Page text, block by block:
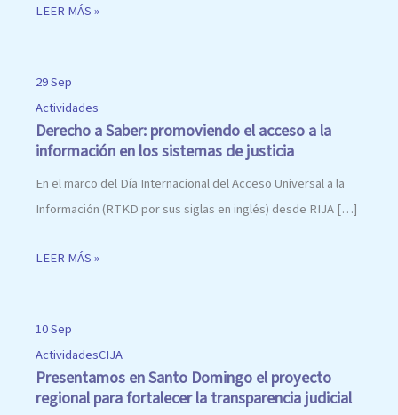
LEER MÁS »
29 Sep
Actividades
Derecho a Saber: promoviendo el acceso a la
información en los sistemas de justicia
En el marco del Día Internacional del Acceso Universal a la
Información (RTKD por sus siglas en inglés) desde RIJA […]
LEER MÁS »
10 Sep
ActividadesCIJA
Presentamos en Santo Domingo el proyecto
regional para fortalecer la transparencia judicial